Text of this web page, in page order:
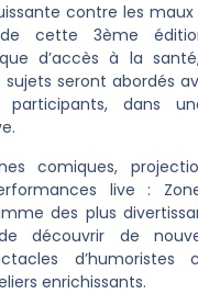
contre les
cette 3ème
d’accès à la
sujets seront abordés
dans
comiques,
live :
des plus
découvrir de
d’humoristes
enrichissants.